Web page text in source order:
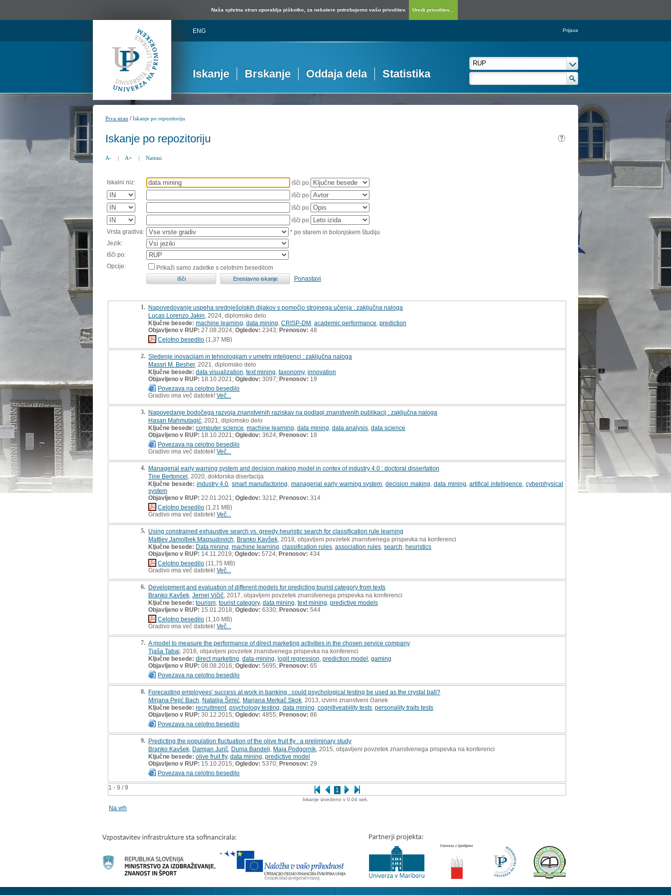
Naša spletna stran uporablja piškotke, za nekatere potrebujemo vašo privolitev. Uredi privolitev...
ENG Prijava
Iskanje Brskanje Oddaja dela Statistika
Prva stran /Iskanje po repozitoriju
Iskanje po repozitoriju
A- | A+ | Natisni
Iskalni niz:
išči po
išči po
išči po
išči po
Vrsta gradiva:
* po starem in bolonjskem študiju
Jezik:
Išči po:
Opcije:
Prikaži samo zadetke s celotnim besedilom
Ponastavi
1 - 9 / 9 1
1. Napovedovanje uspeha srednješolskih dijakov s pomočjo strojnega učenja : zaključna naloga
Lucas Lorenzo Jakin , 2024, diplomsko delo
Ključne besede: machine learning data mining CRISP-DM academic performance prediction
Objavljeno v RUP: 27.08.2024; Ogledov: 2343; Prenosov: 48
Celotno besedilo (1,37 MB)
2. Sledenje inovacijam in tehnologijam v umetni inteligenci : zaključna naloga
Massri M. Besher, 2021, diplomsko delo
Ključne besede: data visualization text mining taxonomy, innovation
Objavljeno v RUP: 18.10.2021; Ogledov: 3097; Prenosov: 19
Povezava na celotno besedilo
Gradivo ima več datotek! Več...
3. Napovedanje bodočega razvoja znanstvenih raziskav na podlagi znanstvenih publikacij : zaključna naloga
Hasan Mahmutagić , 2021, diplomsko delo
Ključne besede: computer science machine learning data mining data analysis data science
Objavljeno v RUP: 18.10.2021; Ogledov: 3624; Prenosov: 18
Povezava na celotno besedilo
Gradivo ima več datotek! Več...
4. Managerial early warning system and decision making model in contex of industry 4.0 : doctoral dissertation
Tine Bertoncel , 2020, doktorska disertacija
Ključne besede: industry 4.0 ,smart manufactoring managerial early warning system ,decision making data mining ,artifical intelligence cyberphysical
system
Objavljeno v RUP: 22.01.2021; Ogledov: 3212; Prenosov: 314
Celotno besedilo (1,21 MB)
Gradivo ima več datotek! Več...
5. Using constrained exhaustive search vs. greedy heuristic search for classification rule learning
Mattiev Jamolbek Maqsudovich Branko Kavšek , 2018, objavljeni povzetek znanstvenega prispevka na konferenci
Ključne besede: Data mining machine learning classification rules association rules search heuristics
Objavljeno v RUP: 14.11.2019; Ogledov: 5724; Prenosov: 434
Celotno besedilo (11,75 MB)
Gradivo ima več datotek! Več...
6. Development and evaluation of different models for predicting tourist category from texts
Branko Kavšek Jernej Vičič , 2017, objavljeni povzetek znanstvenega prispevka na konferenci
Ključne besede: tourism tourist category, data mining text mining predictive models
Objavljeno v RUP: 15.01.2018; Ogledov: 6330; Prenosov: 544
Celotno besedilo (1,10 MB)
Gradivo ima več datotek! Več...
7. A model to measure the performance of direct marketing activities in the chosen service company
Tjaša Tabaj , 2016, objavljeni povzetek znanstvenega prispevka na konferenci
Ključne besede: direct marketing data-mining logit regression prediction model gaming
Objavljeno v RUP: 08.08.2016; Ogledov: 5695; Prenosov: 65
Povezava na celotno besedilo
8. Forecasting employees' success at work in banking : could psychological testing be used as the crystal ball?
Mirjana Pejić Bach Natalija Šimić Marjana Merkač Skok , 2013, izvirni znanstveni članek
Ključne besede: recruitment, psychology testing data mining cognitiveability tests personality traits tests
Objavljeno v RUP: 30.12.2015; Ogledov: 4855; Prenosov: 86
Povezava na celotno besedilo
9. Predicting the population fluctuation of the olive fruit fly : a preliminary study
Branko Kavšek Damjan Jurič Dunja Bandelj Maja Podgornik , 2015, objavljeni povzetek znanstvenega prispevka na konferenci
Ključne besede: olive fruit fly, data mining predictive model
Objavljeno v RUP: 15.10.2015; Ogledov: 5370; Prenosov: 29
Povezava na celotno besedilo
Iskanje izvedeno v 0.04 sek.
Na vrh